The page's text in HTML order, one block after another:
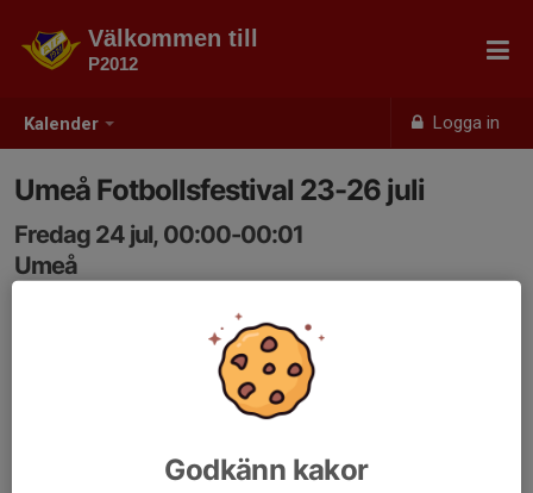
Kalender Logga in
Välkommen till
P2012
Umeå Fotbollsfestival 23-26 juli
Fredag 24 jul, 00:00-00:01
Umeå
Godkänn kakor